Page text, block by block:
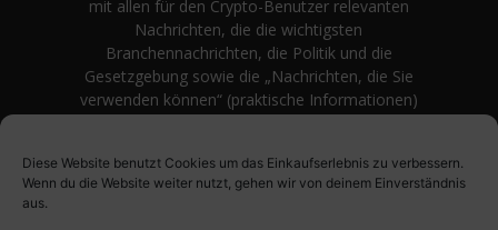
Diese Website benutzt Cookies um das Einkaufserlebnis zu verbessern.
Wenn du die Website weiter nutzt, gehen wir von deinem Einverständnis
aus.
mit allen für den Crypto-Benutzer relevanten
Nachrichten, die die wichtigsten
Branchennachrichten, die Politik und die
Gesetzgebung sowie die „Nachrichten, die Sie
verwenden können“ (praktische Informationen)
Meinungen rund um Kryptowährung. Einfache
Logik und Beispiele aus der Praxis werden vor